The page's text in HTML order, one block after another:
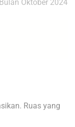
Bulan Oktober 2024
Ruas yang